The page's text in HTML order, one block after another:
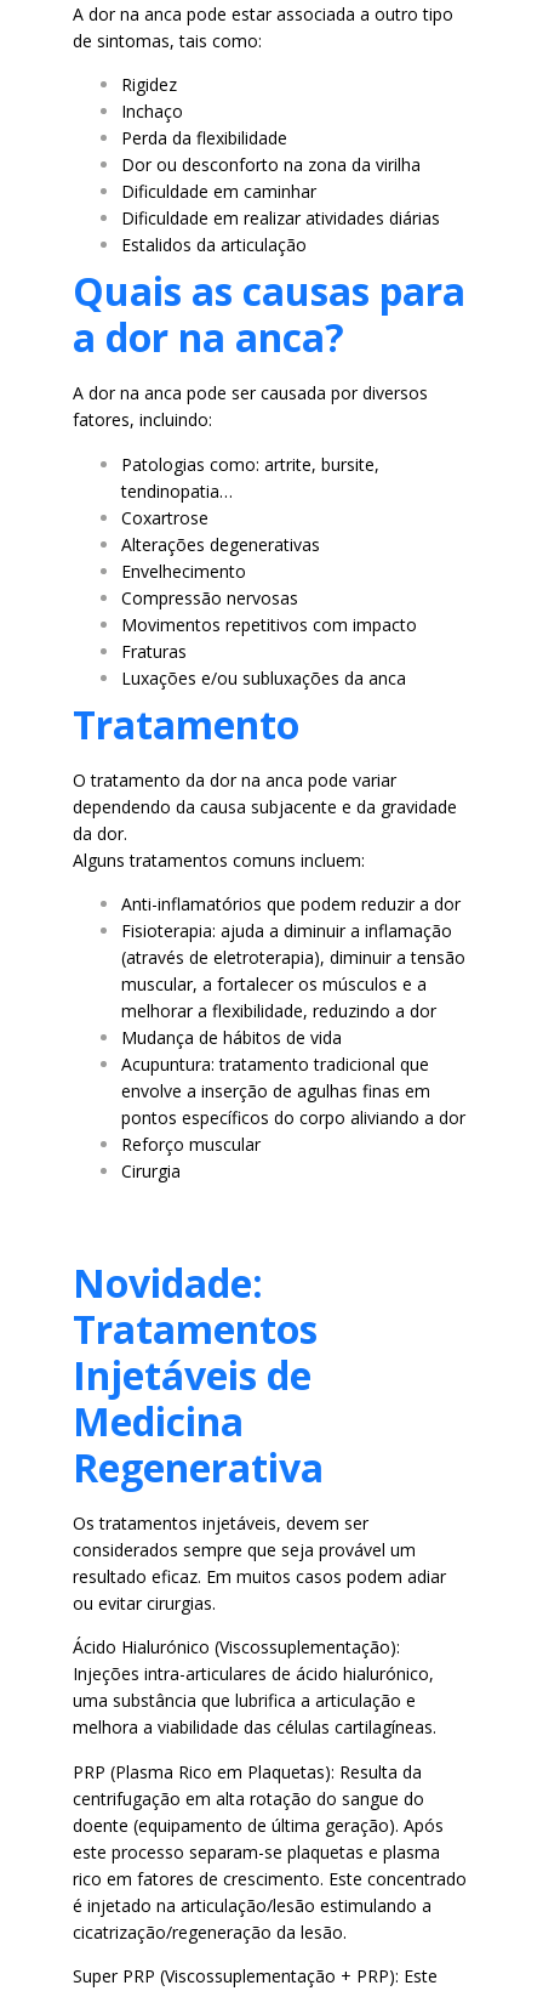
A dor na anca pode estar associada a outro tipo
de sintomas, tais como:
Rigidez
Inchaço
Perda da flexibilidade
Dor ou desconforto na zona da virilha
Dificuldade em caminhar
Dificuldade em realizar atividades diárias
Estalidos da articulação
Quais as causas para
a dor na anca?
A dor na anca pode ser causada por diversos
fatores, incluindo:
Patologias como: artrite, bursite,
tendinopatia…
Coxartrose
Alterações degenerativas
Envelhecimento
Compressão nervosas
Movimentos repetitivos com impacto
Fraturas
Luxações e/ou subluxações da anca
Tratamento
O tratamento da dor na anca pode variar
dependendo da causa subjacente e da gravidade
da dor.
Alguns tratamentos comuns incluem:
Anti-inflamatórios que podem reduzir a dor
Fisioterapia: ajuda a diminuir a inflamação
(através de eletroterapia), diminuir a tensão
muscular, a fortalecer os músculos e a
melhorar a flexibilidade, reduzindo a dor
Mudança de hábitos de vida
Acupuntura: tratamento tradicional que
envolve a inserção de agulhas finas em
pontos específicos do corpo aliviando a dor
Reforço muscular
Cirurgia
Novidade:
Tratamentos
Injetáveis de
Medicina
Regenerativa
Os tratamentos injetáveis, devem ser
considerados sempre que seja provável um
resultado eficaz. Em muitos casos podem adiar
ou evitar cirurgias.
Ácido Hialurónico (Viscossuplementação):
Injeções intra-articulares de ácido hialurónico,
uma substância que lubrifica a articulação e
melhora a viabilidade das células cartilagíneas.
PRP (Plasma Rico em Plaquetas): Resulta da
centrifugação em alta rotação do sangue do
doente (equipamento de última geração). Após
este processo separam-se plaquetas e plasma
rico em fatores de crescimento. Este concentrado
é injetado na articulação/lesão estimulando a
cicatrização/regeneração da lesão.
Super PRP (Viscossuplementação + PRP): Este